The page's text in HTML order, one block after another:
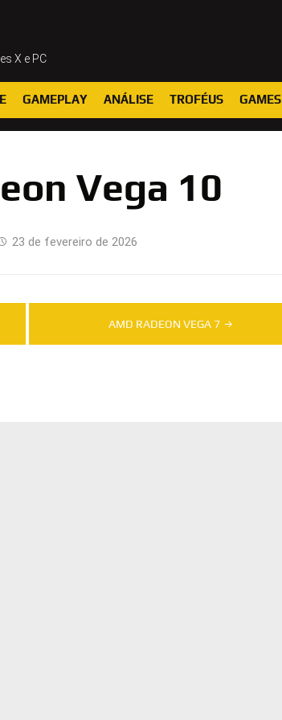
X e PC
GAMEPLAY ANÁLISE TROFÉUS GAMES
Vega 10
23 de fevereiro de 2026
AMD RADEON VEGA 7